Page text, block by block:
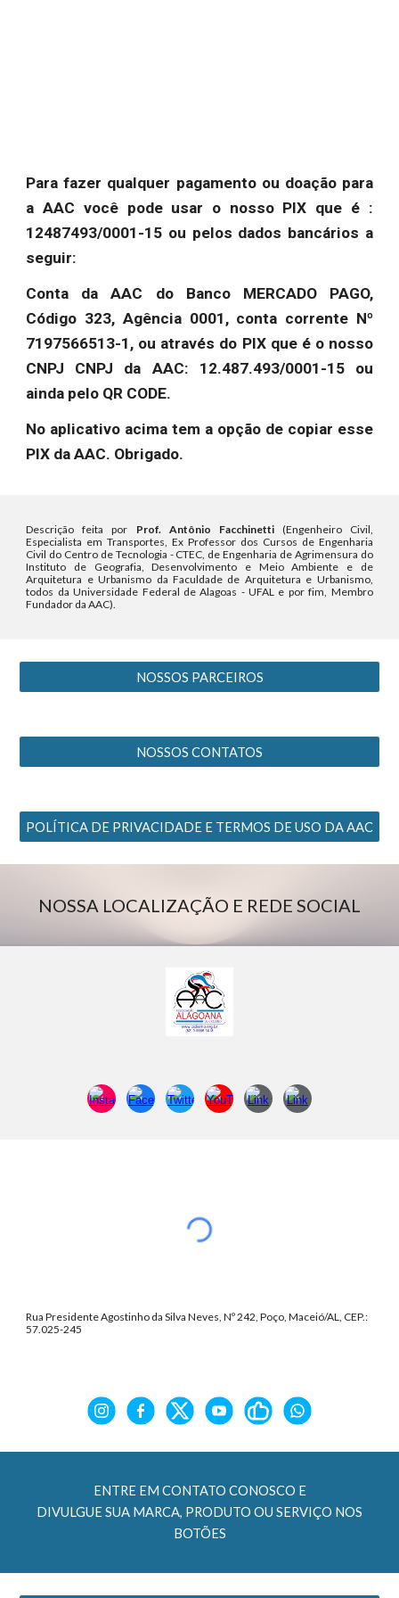
Para fazer qualquer pagamento ou doação para
a AAC você pode usar o nosso PIX que é :
12487493/0001-15 ou pelos dados bancários a
seguir:
Conta da AAC do Banco MERCADO PAGO,
Código 323, Agência 0001, conta corrente Nº
7197566513-1, ou através do PIX que é o nosso
CNPJ CNPJ da AAC: 12.487.493/0001-15 ou
ainda pelo QR CODE.
No aplicativo acima tem a opção de copiar esse
PIX da AAC. Obrigado.
Descrição feita por Prof. Antônio Facchinetti(Engenheiro Civil,
Especialista em Transportes, Ex Professor dos Cursos de Engenharia
Civil do Centro de Tecnologia - CTEC, de Engenharia de Agrimensura do
Instituto de Geografia, Desenvolvimento e Meio Ambiente e de
Arquitetura e Urbanismo da Faculdade de Arquitetura e Urbanismo,
todos da Universidade Federal de Alagoas - UFAL e por fim, Membro
Fundador da AAC).
NOSSOS PARCEIROS
NOSSOS CONTATOS
POLÍTICA DE PRIVACIDADE E TERMOS DE USO DA AAC
NOSSA LOCALIZAÇÃO E REDE SOCIAL
Rua Presidente Agostinho da Silva Neves, Nº 242, Poço, Maceió/AL, CEP.:
57.025-245
ENTRE EM CONTATO CONOSCO E
DIVULGUE SUA MARCA, PRODUTO OU SERVIÇO NOS
BOTÕES